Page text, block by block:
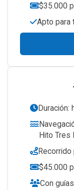
$35.000
Apto para
Duración:
Hito Tres
Recorrido
$45.000
Con